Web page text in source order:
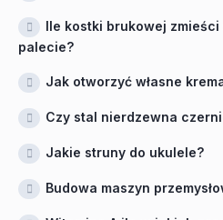
Ile kostki brukowej
palecie?
Jak otworzyć własne
Czy stal nierdzewna
Jakie struny do ukulele?
Budowa maszyn